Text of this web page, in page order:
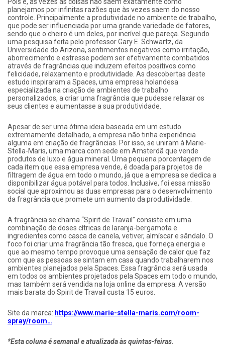
planejamos por infinitas razões que às vezes saem do nosso
controle. Principalmente a produtividade no ambiente de trabalho,
que pode ser influenciada por uma grande variedade de fatores,
sendo que o cheiro é um deles, por incrível que pareça. Segundo
uma pesquisa feita pelo professor Gary E. Schwartz, da
Universidade do Arizona, sentimentos negativos como irritação,
aborrecimento e estresse podem ser efetivamente combatidos
através de fragrâncias que induzem efeitos positivos como
felicidade, relaxamento e produtividade. As descobertas deste
estudo inspiraram a Spaces, uma empresa holandesa
especializada na criação de ambientes de trabalho
personalizados, a criar uma fragrância que pudesse relaxar os
seus clientes e aumentasse a sua produtividade.
Apesar de ser uma ótima ideia baseada em um estudo
extremamente detalhado, a empresa não tinha experiência
alguma em criação de fragrâncias. Por isso, se uniram à Marie-
Stella-Maris, uma marca com sede em Amsterdã que vende
produtos de luxo e água mineral. Uma pequena porcentagem de
cada item que essa empresa vende, é doada para projetos de
filtragem de água em todo o mundo, já que a empresa se dedica a
disponibilizar água potável para todos. Inclusive, foi essa missão
social que aproximou as duas empresas para o desenvolvimento
da fragrância que promete um aumento da produtividade.
A fragrância se chama “Spirit de Travail” consiste em uma
combinação de doses cítricas de laranja-bergamota e
ingredientes como casca de canela, vetiver, almíscar e sândalo. O
foco foi criar uma fragrância tão fresca, que forneça energia e
que ao mesmo tempo provoque uma sensação de calor que faz
com que as pessoas se sintam em casa quando trabalharem nos
ambientes planejados pela Spaces. Essa fragrância será usada
em todos os ambientes projetados pela Spaces em todo o mundo,
mas também será vendida na loja online da empresa. A versão
mais barata do Spirit de Travail custa 15 euros.
Site da marca: https://www.marie-stella-maris.com/room-
spray/room…
*Esta coluna é semanal e atualizada às quintas-feiras.